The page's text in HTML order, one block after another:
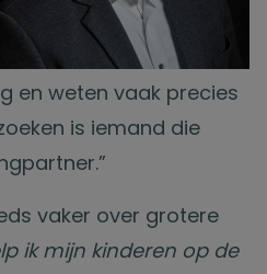
en weten vaak precies
is iemand die
vaker over grotere
ik mijn kinderen op de